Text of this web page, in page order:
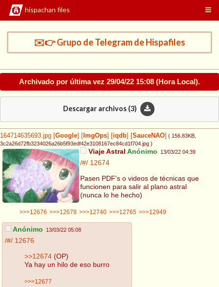
hispachan files
✉️👉 Grupo de Telegram de Hispafiles
Archivado por última vez 29/04/22 15:08 (Hora Local).
Descargar archivos (3)
164714635693.jpg Google ImgOps iqdb SauceNAO ( 156.83KB
3c2a26d72fb3234026a26b5f93edf42e3108167ec84cd1f704.jpg )
Viaje Astral Anónimo 13/03/22 04:39
/#/ 12674
Pasen PDF's o videos de técnicas que
funcionen para salir al plano astral
(nunca lo he hecho)
>>>12676 >>>12678 >>>12740 >>>12765 >>>12949
Anónimo 13/03/22 05:08
/#/ 12676
>>12674 (OP)
Ya hay un hilo de eso burro
>>>12677